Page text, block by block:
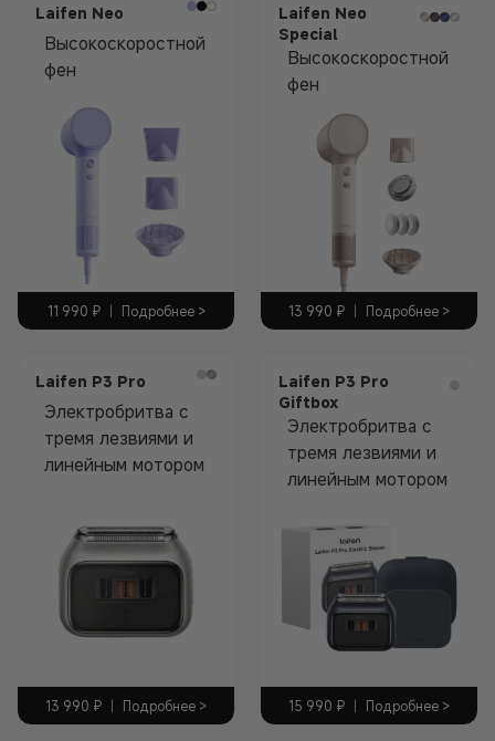
Laifen Neo
Высокоскоростной
фен
11 990 ₽ | Подробнее >
Laifen Neo
Special
Высокоскоростной
фен
13 990 ₽ | Подробнее >
Laifen P3 Pro
Электробритва с
тремя лезвиями и
линейным мотором
13 990 ₽ | Подробнее >
Laifen P3 Pro
Giftbox
Электробритва с
тремя лезвиями и
линейным мотором
15 990 ₽ | Подробнее >